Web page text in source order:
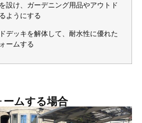
設け、ガーデニング用品やアウトド
ようにする
デッキを解体して、耐水性に優れた
ームする
ムする場合